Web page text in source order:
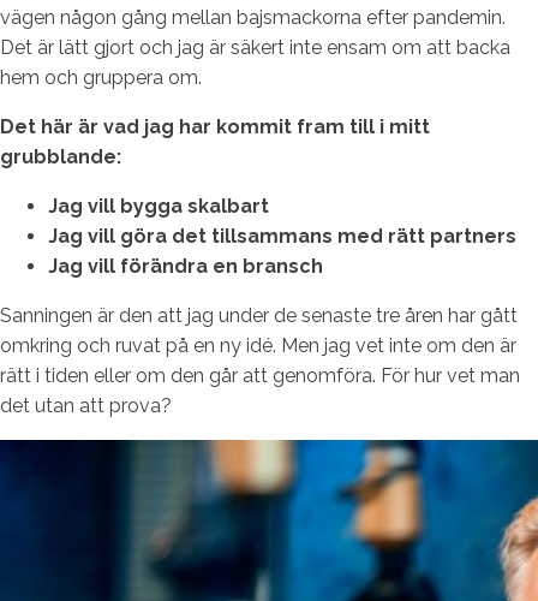
vägen någon gång mellan bajsmackorna efter pandemin.
Det är lätt gjort och jag är säkert inte ensam om att backa
hem och gruppera om.
Det här är vad jag har kommit fram till i mitt
grubblande:
Jag vill bygga skalbart
Jag vill göra det tillsammans med rätt partners
Jag vill förändra en bransch
Sanningen är den att jag under de senaste tre åren har gått
omkring och ruvat på en ny idé. Men jag vet inte om den är
rätt i tiden eller om den går att genomföra. För hur vet man
det utan att prova?